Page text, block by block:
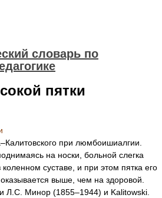
словарь по
пятки
при люмбоишиалгии.
на носки, больной слегка
суставе, и при этом пятка его
выше, чем на здоровой.
Л.С. Минор (1855–1944) и Kalitowski.